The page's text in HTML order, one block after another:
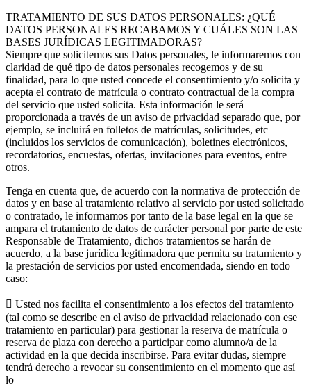
TRATAMIENTO DE SUS DATOS PERSONALES: ¿QUÉ
DATOS PERSONALES RECABAMOS Y CUÁLES SON LAS
BASES JURÍDICAS LEGITIMADORAS?
Siempre que solicitemos sus Datos personales, le informaremos con
claridad de qué tipo de datos personales recogemos y de su
finalidad, para lo que usted concede el consentimiento y/o solicita y
acepta el contrato de matrícula o contrato contractual de la compra
del servicio que usted solicita. Esta información le será
proporcionada a través de un aviso de privacidad separado que, por
ejemplo, se incluirá en folletos de matrículas, solicitudes, etc
(incluidos los servicios de comunicación), boletines electrónicos,
recordatorios, encuestas, ofertas, invitaciones para eventos, entre
otros.
Tenga en cuenta que, de acuerdo con la normativa de protección de
datos y en base al tratamiento relativo al servicio por usted solicitado
o contratado, le informamos por tanto de la base legal en la que se
ampara el tratamiento de datos de carácter personal por parte de este
Responsable de Tratamiento, dichos tratamientos se harán de
acuerdo, a la base jurídica legitimadora que permita su tratamiento y
la prestación de servicios por usted encomendada, siendo en todo
caso:
 Usted nos facilita el consentimiento a los efectos del tratamiento
(tal como se describe en el aviso de privacidad relacionado con ese
tratamiento en particular) para gestionar la reserva de matrícula o
reserva de plaza con derecho a participar como alumno/a de la
actividad en la que decida inscribirse. Para evitar dudas, siempre
tendrá derecho a revocar su consentimiento en el momento que así
lo